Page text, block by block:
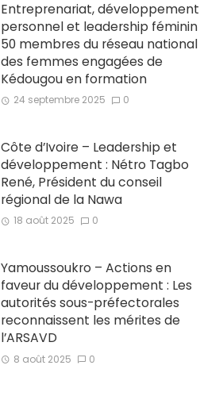
Entreprenariat, développement
personnel et leadership féminin
50 membres du réseau national
des femmes engagées de
Kédougou en formation
24 septembre 2025 0
Côte d’Ivoire – Leadership et
développement : Nétro Tagbo
René, Président du conseil
régional de la Nawa
18 août 2025 0
Yamoussoukro – Actions en
faveur du développement : Les
autorités sous-préfectorales
reconnaissent les mérites de
l’ARSAVD
8 août 2025 0